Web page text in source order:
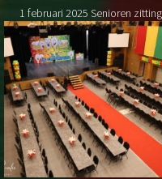
1 februari 2025 Senioren zitting